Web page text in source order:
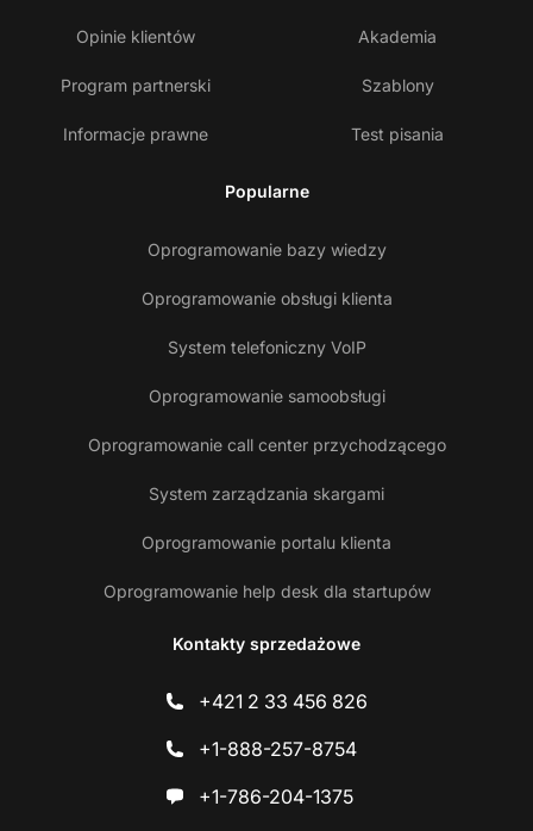
Opinie klientów
Program partnerski
Informacje prawne
Akademia
Szablony
Test pisania
Popularne
Oprogramowanie bazy wiedzy
Oprogramowanie obsługi klienta
System telefoniczny VoIP
Oprogramowanie samoobsługi
Oprogramowanie call center przychodzącego
System zarządzania skargami
Oprogramowanie portalu klienta
Oprogramowanie help desk dla startupów
Kontakty sprzedażowe
+421 2 33 456 826
+1-888-257-8754
+1-786-204-1375